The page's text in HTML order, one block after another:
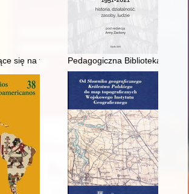
się na terenie parafii w Tumlinie
Pedagogiczna Biblioteka